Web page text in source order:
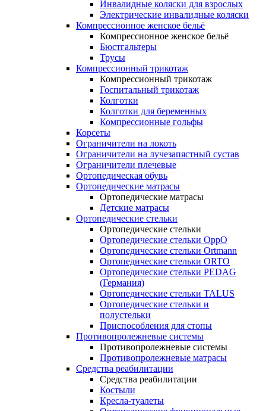
Инвалидные коляски для взрослых
Электрические инвалидные коляски
Компрессионное женское бельё
Компрессионное женское бельё
Бюстгальтеры
Трусы
Компрессионный трикотаж
Компрессионный трикотаж
Госпитальный трикотаж
Колготки
Колготки для беременных
Компрессионные гольфы
Корсеты
Ограничители на локоть
Ограничители на лучезапястный сустав
Ограничители плечевые
Ортопедическая обувь
Ортопедические матрасы
Ортопедические матрасы
Детские матрасы
Ортопедические стельки
Ортопедические стельки
Ортопедические стельки OppO
Ортопедические стельки Ortmann
Ортопедические стельки ORTO
Ортопедические стельки PEDAG
(Германия)
Ортопедические стельки TALUS
Ортопедические стельки и
полустельки
Приспособления для стопы
Противопролежневые системы
Противопролежневые системы
Противопролежневые матрасы
Средства реабилитации
Средства реабилитации
Костыли
Кресла-туалеты